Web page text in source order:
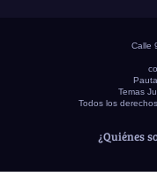
Calle
Temas
Todos los
¿Quiénes